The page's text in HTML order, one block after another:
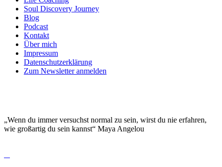
Soul Discovery Journey
Blog
Podcast
Kontakt
Über mich
Impressum
Datenschutzerklärung
Zum Newsletter anmelden
„Wenn du immer versuchst normal zu sein, wirst du nie erfahren,
wie großartig du sein kannst“ Maya Angelou